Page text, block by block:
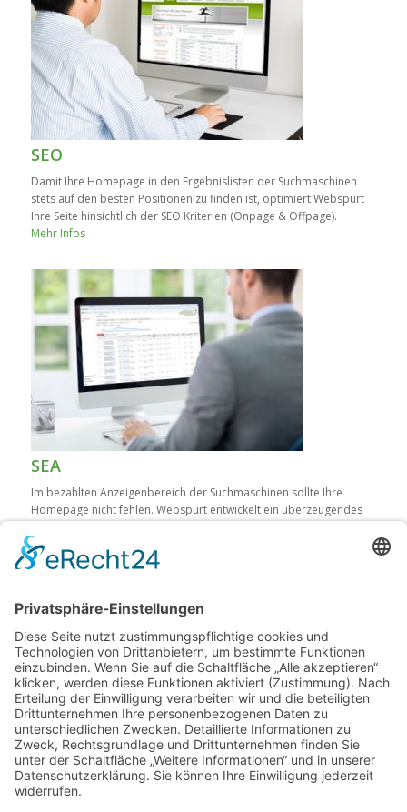
SEO
Damit Ihre Homepage in den Ergebnislisten der Suchmaschinen
stets auf den besten Positionen zu finden ist, optimiert Webspurt
Ihre Seite hinsichtlich der SEO Kriterien (Onpage & Offpage).
Mehr Infos
SEA
Im bezahlten Anzeigenbereich der Suchmaschinen sollte Ihre
Homepage nicht fehlen. Webspurt entwickelt ein überzeugendes
Mehr Infos
Kontakt